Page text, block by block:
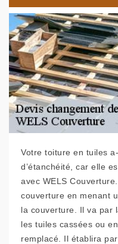
Votre toiture en tuiles
d’étanchéité, car elle
avec WELS
couverture en menant
la couverture. Il va par
les tuiles cassées ou
remplacé. Il établira